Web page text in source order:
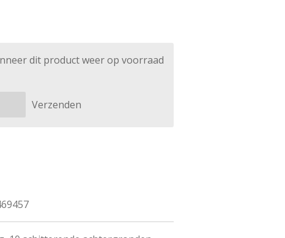
dit product weer op voorraad
Verzenden